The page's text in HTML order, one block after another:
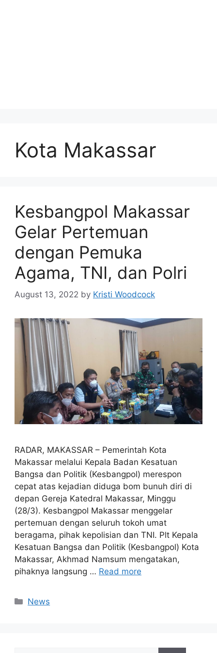
Kota Makassar
Kesbangpol Makassar
Gelar Pertemuan
dengan Pemuka
Agama, TNI, dan Polri
August 13, 2022 by Kristi Woodcock
RADAR, MAKASSAR – Pemerintah Kota
Makassar melalui Kepala Badan Kesatuan
Bangsa dan Politik (Kesbangpol) merespon
cepat atas kejadian diduga bom bunuh diri di
depan Gereja Katedral Makassar, Minggu
(28/3). Kesbangpol Makassar menggelar
pertemuan dengan seluruh tokoh umat
beragama, pihak kepolisian dan TNI. Plt Kepala
Kesatuan Bangsa dan Politik (Kesbangpol) Kota
Makassar, Akhmad Namsum mengatakan,
pihaknya langsung … Read more
Categories
News